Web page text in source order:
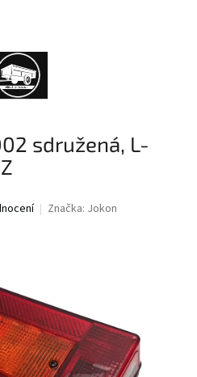
sdružená, L-
Značka: Jokon